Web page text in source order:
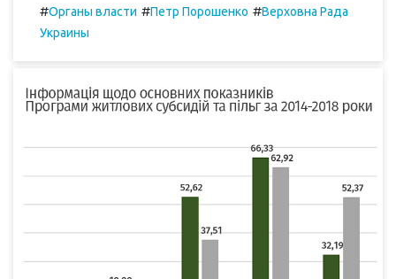
#Органы власти #Петр Порошенко #Верховна Рада
Украины